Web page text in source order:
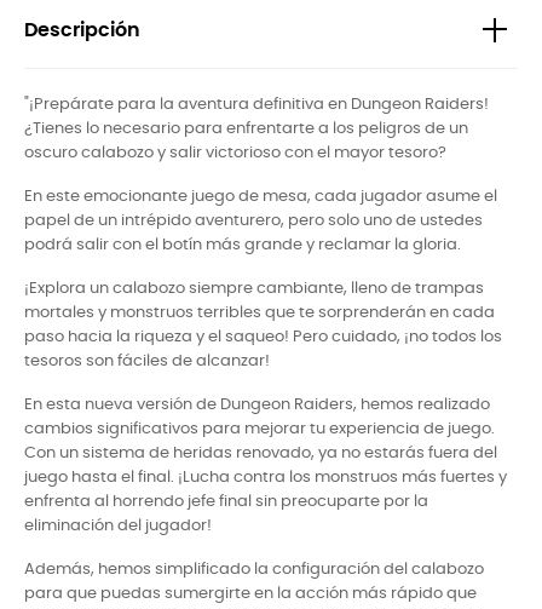
Descripción
"¡Prepárate para la aventura definitiva en Dungeon Raiders!
¿Tienes lo necesario para enfrentarte a los peligros de un
oscuro calabozo y salir victorioso con el mayor tesoro?
En este emocionante juego de mesa, cada jugador asume el
papel de un intrépido aventurero, pero solo uno de ustedes
podrá salir con el botín más grande y reclamar la gloria.
¡Explora un calabozo siempre cambiante, lleno de trampas
mortales y monstruos terribles que te sorprenderán en cada
paso hacia la riqueza y el saqueo! Pero cuidado, ¡no todos los
tesoros son fáciles de alcanzar!
En esta nueva versión de Dungeon Raiders, hemos realizado
cambios significativos para mejorar tu experiencia de juego.
Con un sistema de heridas renovado, ya no estarás fuera del
juego hasta el final. ¡Lucha contra los monstruos más fuertes y
enfrenta al horrendo jefe final sin preocuparte por la
eliminación del jugador!
Además, hemos simplificado la configuración del calabozo
para que puedas sumergirte en la acción más rápido que